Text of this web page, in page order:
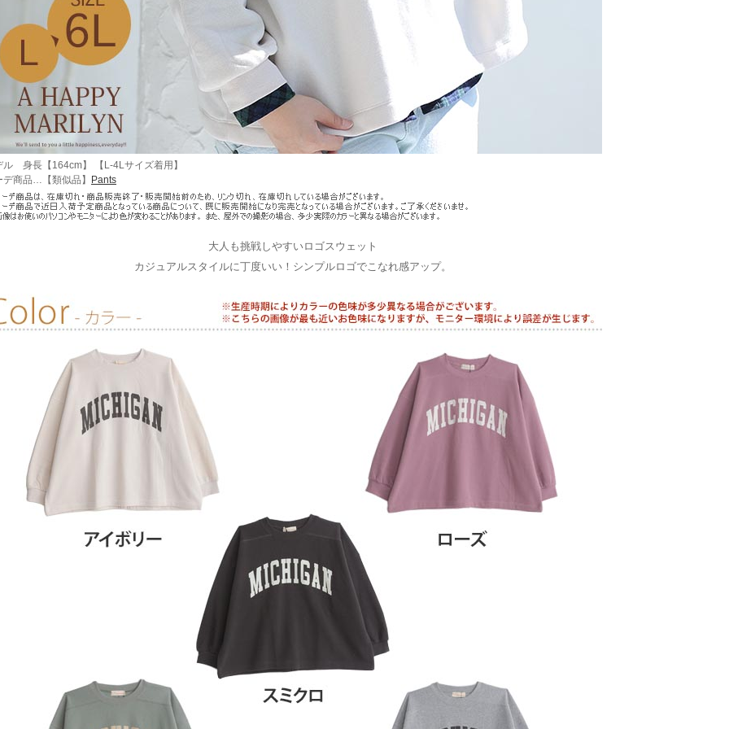
ル 身長【164cm】 【L-4Lサイズ着用】
デ商品…【類似品】 Pants
大人も挑戦しやすいロゴスウェット
カジュアルスタイルに丁度いい！シンプルロゴでこなれ感アップ。